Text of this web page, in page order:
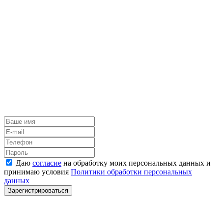
Даю согласие на обработку моих персональных данных и
принимаю условия Политики обработки персональных
данных
Зарегистрироваться